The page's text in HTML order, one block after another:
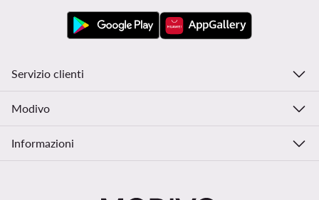
Servizio clienti
Modivo
Informazioni